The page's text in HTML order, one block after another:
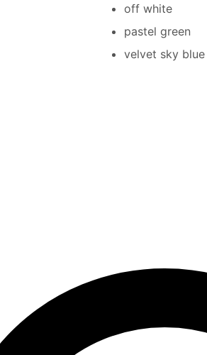
off white
pastel green
velvet sky blue